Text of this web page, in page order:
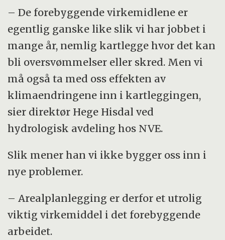
– De forebyggende virkemidlene er
egentlig ganske like slik vi har jobbet i
mange år, nemlig kartlegge hvor det kan
bli oversvømmelser eller skred. Men vi
må også ta med oss effekten av
klimaendringene inn i kartleggingen,
sier direktør Hege Hisdal ved
hydrologisk avdeling hos NVE.
Slik mener han vi ikke bygger oss inn i
nye problemer.
– Arealplanlegging er derfor et utrolig
viktig virkemiddel i det forebyggende
arbeidet.